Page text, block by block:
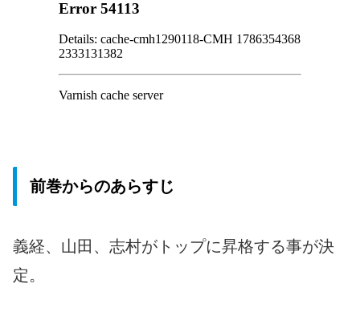
前巻からのあらすじ
義経、山田、志村がトップに昇格する事が決
定。